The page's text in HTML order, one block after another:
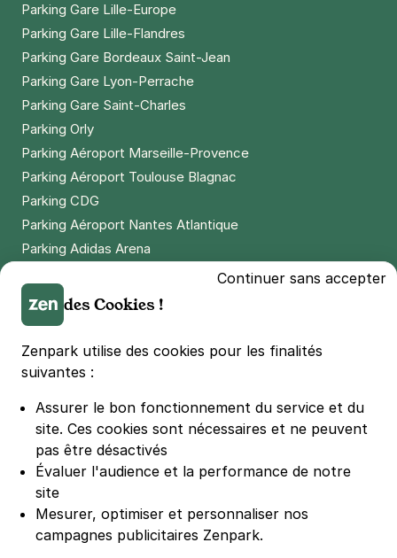
Parking Gare Lille-Europe
Parking Gare Lille-Flandres
Parking Gare Bordeaux Saint-Jean
Parking Gare Lyon-Perrache
Parking Gare Saint-Charles
Parking Orly
Parking Aéroport Marseille-Provence
Parking Aéroport Toulouse Blagnac
Parking CDG
Parking Aéroport Nantes Atlantique
Parking Adidas Arena
Parking LDLC Arena
Parking Stade Pierre Mauroy
Parking Groupama Stadium
Parking Vélodrome
Parking Bercy
Parking La Défense Arena
Parking Les 4 temps
Parking Nation
Parking Porte de Versailles
Parking Lille Grand Palais
Continuer sans accepter
des Cookies !
Zenpark utilise des cookies pour les finalités
suivantes :
Assurer le bon fonctionnement du service et du
site. Ces cookies sont nécessaires et ne peuvent
pas être désactivés
Évaluer l'audience et la performance de notre
site
Mesurer, optimiser et personnaliser nos
campagnes publicitaires Zenpark.